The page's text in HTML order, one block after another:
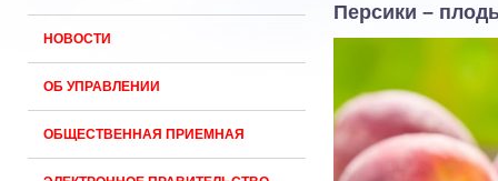
НОВОСТИ
ОБ УПРАВЛЕНИИ
ОБЩЕСТВЕННАЯ ПРИЕМНАЯ
Персики –